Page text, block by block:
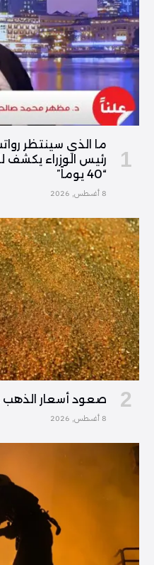
ما الذي سينتظر
رئيس الوزراء يكشف
“40 يوماً”
8 أغسطس, 2026
صعود أسعار الذهب
8 أغسطس, 2026